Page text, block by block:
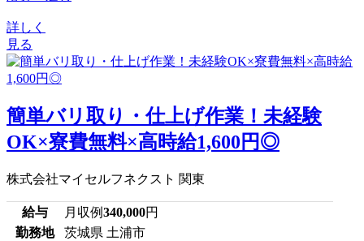
詳しく
見る
簡単バリ取り・仕上げ作業！未経験
OK×寮費無料×高時給1,600円◎
株式会社マイセルフネクスト 関東
給与 月収例340,000円
勤務地
茨城県 土浦市